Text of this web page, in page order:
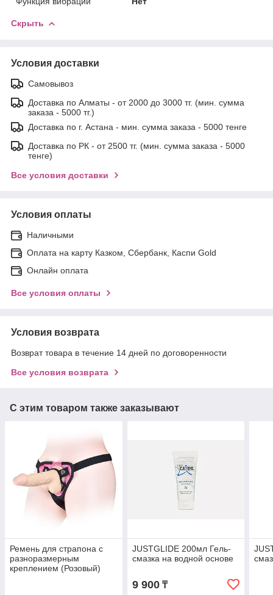
Скрыть
Условия доставки
Самовывоз
Доставка по Алматы - от 2000 до 3000 тг. (мин. сумма
заказа - 5000 тг.)
Доставка по г. Астана - мин. сумма заказа - 5000 тенге
Доставка по РК - от 2500 тг. (мин. сумма заказа - 5000
тенге)
Все условия доставки
Условия оплаты
Наличными
Оплата на карту Казком, Сбербанк, Каспи Gold
Онлайн оплата
Все условия оплаты
Условия возврата
Возврат товара в течение 14 дней по договоренности
Все условия возврата
С этим товаром также заказывают
Ремень для страпона с
разноразмерным
креплением (Розовый)
JUSTGLIDE 200мл Гель-
смазка на водной основе
9 900₸